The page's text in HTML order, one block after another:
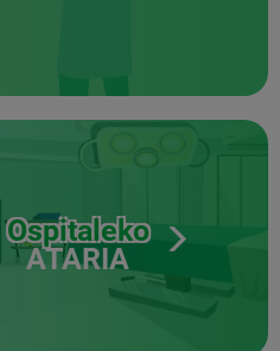
Ospitaleko
ATARIA